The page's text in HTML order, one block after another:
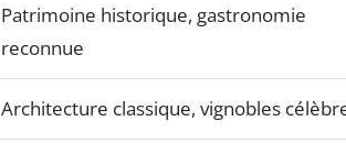
Patrimoine historique, gastronomie
reconnue
Architecture classique, vignobles